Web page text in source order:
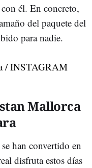
él. En concreto,
del paquete del
para nadie.
Mallorca
se han convertido en
disfruta estos días